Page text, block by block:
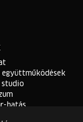
együttműködések
studio
hatás